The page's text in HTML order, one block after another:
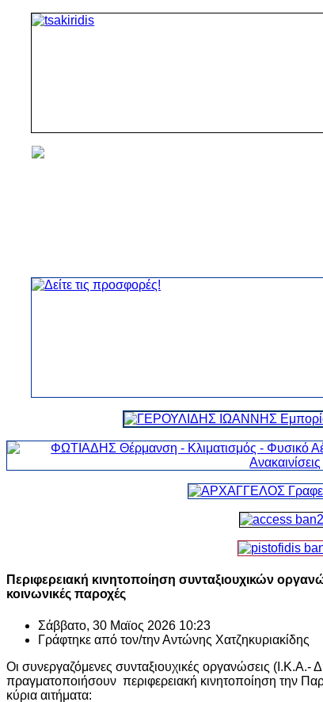
Περιφερειακή κινητοποίηση συνταξιουχικών
κοινωνικές παροχές
Σάββατο, 30 Μαϊος 2026 10:23
Γράφτηκε από τον/τηνΑντώνης Χατζηκυριακίδης
Οι συνεργαζόμενες συνταξιουχικές οργανώσεις
πραγματοποιήσουν περιφερειακή κινητοποίηση την
κύρια αιτήματα: